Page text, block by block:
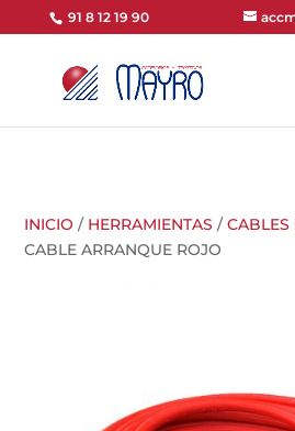
91 8 12 19 90
INICIO / HERRAMIENTAS /
CABLE ARRANQUE ROJO